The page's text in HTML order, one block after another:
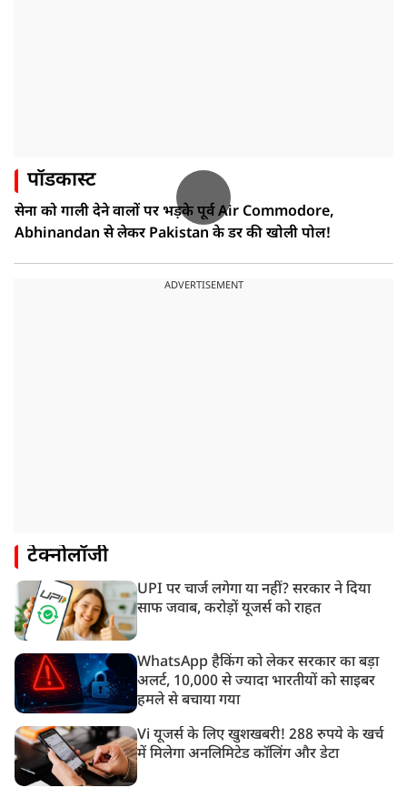
पॉडकास्ट
सेना को गाली देने वालों पर भड़के पूर्व Air Commodore,
Abhinandan से लेकर Pakistan के डर की खोली पोल!
ADVERTISEMENT
टेक्नोलॉजी
UPI पर चार्ज लगेगा या नहीं? सरकार ने दिया
साफ जवाब, करोड़ों यूजर्स को राहत
WhatsApp हैकिंग को लेकर सरकार का बड़ा
अलर्ट, 10,000 से ज्यादा भारतीयों को साइबर
हमले से बचाया गया
Vi यूजर्स के लिए खुशखबरी! 288 रुपये के खर्च
में मिलेगा अनलिमिटेड कॉलिंग और डेटा